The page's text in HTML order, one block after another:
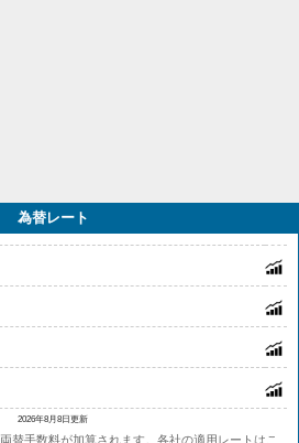
為替レート
2026年8月8日更新
替手数料が加算されます。各社の適用レートは こ